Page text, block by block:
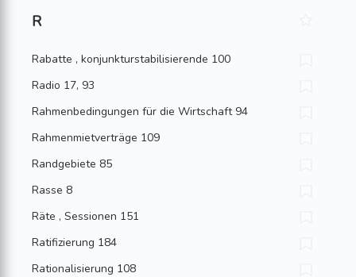
R
Rabatte , konjunkturstabilisierende 100
Radio 17, 93
Rahmenbedingungen für die Wirtschaft 94
Rahmenmietverträge 109
Randgebiete 85
Rasse 8
Räte , Sessionen 151
Ratifizierung 184
Rationalisierung 108